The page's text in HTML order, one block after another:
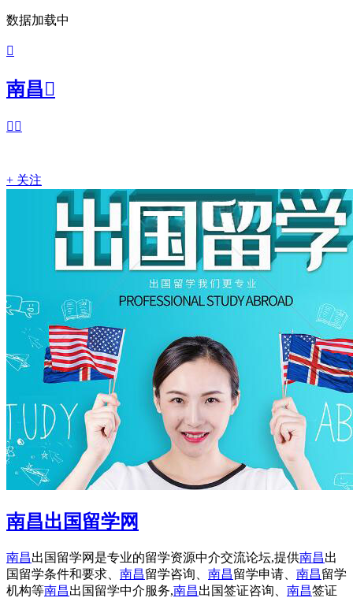
数据加载中

南昌
 
+ 关注
南昌出国留学网
南昌出国留学网是专业的留学资源中介交流论坛,提供南昌出
国留学条件和要求、 南昌留学咨询、 南昌留学申请、 南昌留学
机构等南昌出国留学中介服务,南昌出国签证咨询、 南昌签证